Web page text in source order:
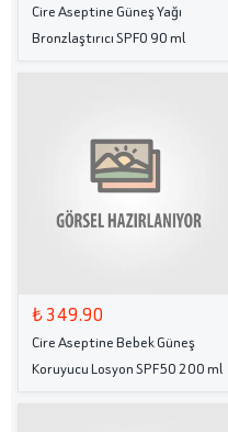
Cire Aseptine Güneş Yağı
Bronzlaştırıcı SPF0 90 ml
₺ 349.90
Cire Aseptine Bebek Güneş
Koruyucu Losyon SPF50 200 ml